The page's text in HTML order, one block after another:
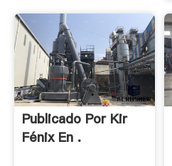
Publicado Por Kir
Fénix En .